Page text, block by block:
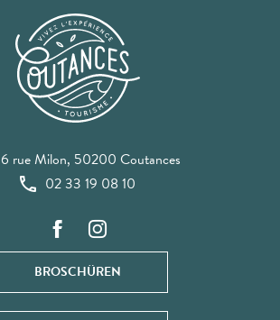
6 rue Milon, 50200 Coutances
02 33 19 08 10
BROSCHÜREN